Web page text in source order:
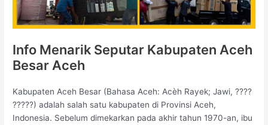
Info Menarik Seputar Kabupaten Aceh
Besar Aceh
Kabupaten Aceh Besar (Bahasa Aceh: Acèh Rayek; Jawi, ????
?????) adalah salah satu kabupaten di Provinsi Aceh,
Indonesia. Sebelum dimekarkan pada akhir tahun 1970-an, ibu